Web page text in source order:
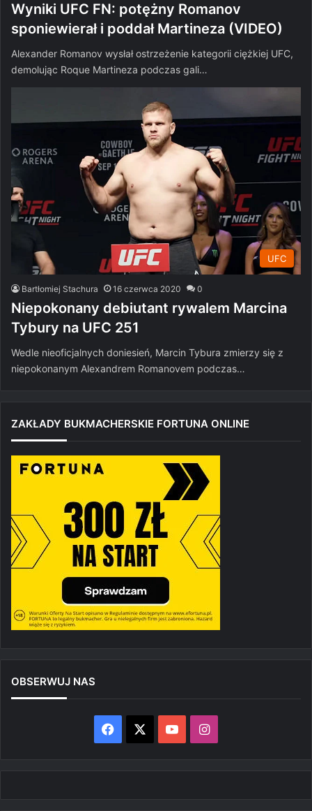
Wyniki UFC FN: potężny Romanov
sponiewierał i poddał Martineza (VIDEO)
Alexander Romanov wysłał ostrzeżenie kategorii ciężkiej UFC,
demolując Roque Martineza podczas gali…
UFC
Bartłomiej Stachura 16 czerwca 2020 0
Niepokonany debiutant rywalem Marcina
Tybury na UFC 251
Wedle nieoficjalnych doniesień, Marcin Tybura zmierzy się z
niepokonanym Alexandrem Romanovem podczas…
ZAKŁADY BUKMACHERSKIE FORTUNA ONLINE
OBSERWUJ NAS
Facebook YouTubeInstagram